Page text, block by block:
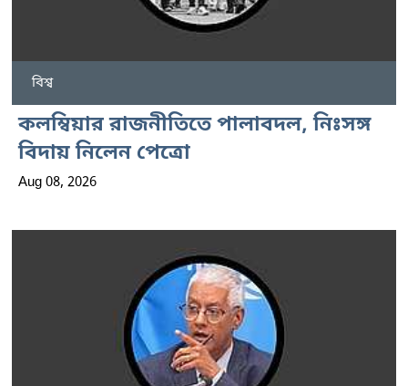
বিশ্ব
কলম্বিয়ার রাজনীতিতে পালাবদল, নিঃসঙ্গ
বিদায় নিলেন পেত্রো
Aug 08, 2026